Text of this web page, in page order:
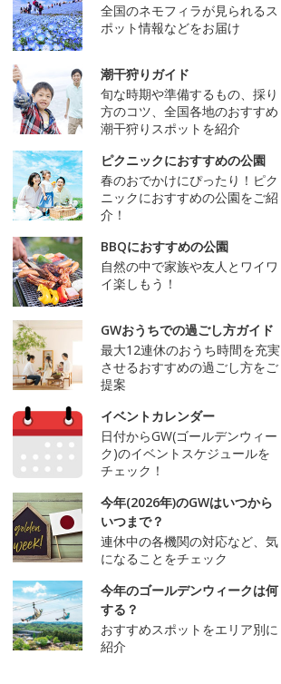
全国のネモフィラが見られるス
ポット情報などをお届け
潮干狩りガイド
旬な時期や準備するもの、採り
方のコツ、全国各地のおすすめ
潮干狩りスポットを紹介
ピクニックにおすすめの公園
春のおでかけにぴったり！ピク
ニックにおすすめの公園をご紹
介！
BBQにおすすめの公園
自然の中で家族や友人とワイワ
イ楽しもう！
GWおうちでの過ごし方ガイド
最大12連休のおうち時間を充実
させるおすすめの過ごし方をご
提案
イベントカレンダー
日付からGW(ゴールデンウィー
ク)のイベントスケジュールを
チェック！
今年(2026年)のGWはいつから
いつまで？
連休中の各機関の対応など、気
になることをチェック
今年のゴールデンウィークは何
する？
おすすめスポットをエリア別に
紹介